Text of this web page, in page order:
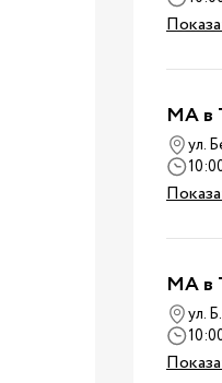
MA в
ул.
MA в
ул.